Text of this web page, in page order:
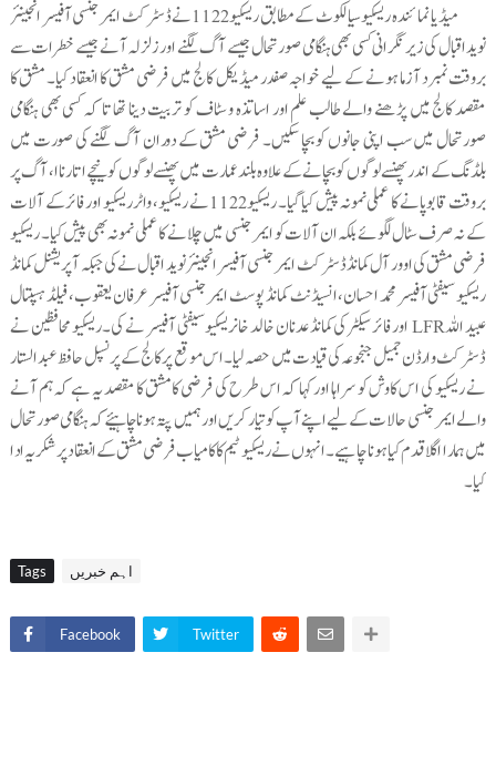
میڈیا نمائندہ ریسکیو سیالکوٹ کے مطابق ریسکیو 1122نے ڈسٹرکٹ ایمرجنسی آفیسر انجینئر
نوید اقبال کی زیر نگرانی کسی بھی ہنگامی صورتحال جیسے آگ لگنے اور زلزلہ آنے جیسے خطرات سے
بروقت نمبرد آزما ہونے کے لیے خواجہ صفدر میڈیکل کالج میں فرضی مشق کا انعقاد کیا۔ مشق کا
مقصد کالج میں پڑھنے والے طالب علم اور اساتذہ و سٹاف کو تربیت دینا تھا تا کہ کسی بھی ہنگامی
صورتحال میں سب اپنی جانوں کو بچا سکیں۔ فرضی مشق کے دوران آگ لگنے کی صورت میں
بلڈنگ کے اندر پھنسے لوگوں کو بچانے کے علاوہ بلند عمارت میں پھنسے لوگوں کو نیچے اتارناا، آگ پر
بروقت قابو پانے کا عملی نمونہ پیش کیا گیا۔ ریسکیو 1122نے ریسکیو، واٹر ریسکیو اور فائر کے آلات
کے نہ صرف سٹال لگوئے بلکہ ان آلات کو ایمرجنسی میں چلانے کا عملی نمونہ بھی پیش کیا۔ ریسکیو
فر ضی مشق کی ا وور آل کمانڈ ڈسٹرکٹ ایمرجنسی آفیسر انجینئر نوید اقبال نے کی جبکہ آپریشنل کمانڈ
ریسکیو سیفٹی آفیسر محمد احسان، انسیڈنٹ کمانڈ پوسٹ ایمرجنسی آفیسر عرفان یعقوب، فیلڈ ہسپتال
عبید اللہLFR اور فائر سیکٹر کی کمانڈ عدنان خالد خانریسکیو سیفٹی آفیسر نے کی۔ ریسکیو محافظین نے
ڈسٹرکٹ وارڈن جمیل جنجوعہ کی قیادت میں حصہ لیا۔ اس موقع پر کالج کے پرنسپل حافظ عبدالستار
نے ریسکیو کی اس کاوش کو سراہا اور کہا کہ اس طرح کی فرضی کا مشق کا مقصد یہ ہے کہ ہم آنے
والے ایمرجنسی حالات کے لیے اپنے آپ کو تیار کریں اور ہمیں پتہ ہونا چاہیئے کہ ہنگامی صورتحال
میں ہمارا اگلا قدم کیا ہونا چاہیے۔انہوں نے ریسکیو ٹیم کا کامیاب فرضی مشق کے انعقاد پر شکریہ ادا
کیا۔
Tags اہم خبریں
Facebook Twitter